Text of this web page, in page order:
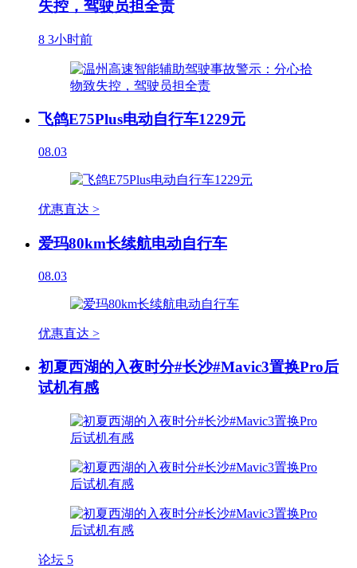
失控，驾驶员担全责
8 3小时前
飞鸽E75Plus电动自行车1229元
08.03
优惠直达 >
爱玛80km长续航电动自行车
08.03
优惠直达 >
初夏西湖的入夜时分#长沙#Mavic3置换Pro后
试机有感
论坛 5